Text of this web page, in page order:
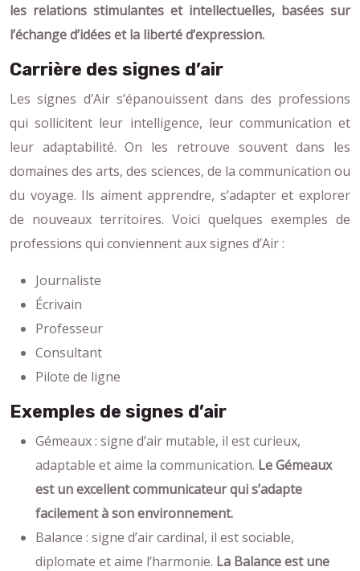
les relations stimulantes et intellectuelles, basées sur
l’échange d’idées et la liberté d’expression.
Carrière des signes d’air
Les signes d’Air s’épanouissent dans des professions
qui sollicitent leur intelligence, leur communication et
leur adaptabilité. On les retrouve souvent dans les
domaines des arts, des sciences, de la communication ou
du voyage. Ils aiment apprendre, s’adapter et explorer
de nouveaux territoires. Voici quelques exemples de
professions qui conviennent aux signes d’Air :
Journaliste
Écrivain
Professeur
Consultant
Pilote de ligne
Exemples de signes d’air
Gémeaux : signe d’air mutable, il est curieux,
adaptable et aime la communication. Le Gémeaux
est un excellent communicateur qui s’adapte
facilement à son environnement.
Balance : signe d’air cardinal, il est sociable,
diplomate et aime l’harmonie. La Balance est une